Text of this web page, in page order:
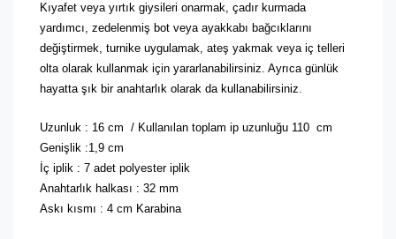
Kıyafet veya yırtık giysileri onarmak, çadır kurmada
yardımcı, zedelenmiş bot veya ayakkabı bağcıklarını
değiştirmek, turnike uygulamak, ateş yakmak veya iç telleri
olta olarak kullanmak için yararlanabilirsiniz. Ayrıca günlük
hayatta şık bir anahtarlık olarak da kullanabilirsiniz.
Uzunluk : 16 cm / Kullanılan toplam ip uzunluğu 110 cm
Genişlik :1,9 cm
İç iplik : 7 adet polyester iplik
Anahtarlık halkası : 32 mm
Askı kısmı : 4 cm Karabina